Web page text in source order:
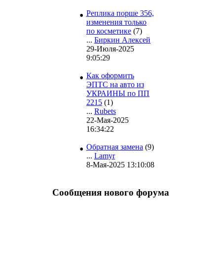
• Реплика порше 356,
изменения только
по косметике (7)
... Биркин Алексей
29-Июля-2025
9:05:29
• Как оформить
ЭПТС на авто из
УКРАИНЫ по ПП
2215 (1)
... Rubets
22-Мая-2025
16:34:22
• Обратная замена (9)
... Lamyr
8-Мая-2025 13:10:08
Сообщения нового форума